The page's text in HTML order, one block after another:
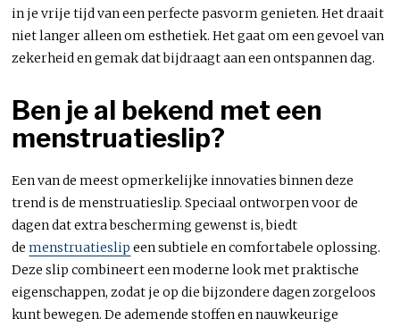
in je vrije tijd van een perfecte pasvorm genieten. Het draait
niet langer alleen om esthetiek. Het gaat om een gevoel van
zekerheid en gemak dat bijdraagt aan een ontspannen dag.
Ben je al bekend met een
menstruatieslip?
Een van de meest opmerkelijke innovaties binnen deze
trend is de menstruatieslip. Speciaal ontworpen voor de
dagen dat extra bescherming gewenst is, biedt
demenstruatieslip een subtiele en comfortabele oplossing.
Deze slip combineert een moderne look met praktische
eigenschappen, zodat je op die bijzondere dagen zorgeloos
kunt bewegen. De ademende stoffen en nauwkeurige